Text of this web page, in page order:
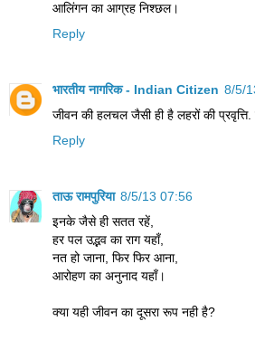
आलिंगन का आग्रह निश्छल।
Reply
भारतीय नागरिक - Indian Citizen 8/5/
जीवन की हलचल जैसी ही है लहरों की प्रवृत्ति.
Reply
ताऊ रामपुरिया 8/5/13 07:56
इनके जैसे ही सतत रहें,
हर पल उद्भव का राग यहाँ,
नत हो जाना, फिर फिर आना,
आरोहण का अनुनाद यहाँ।
क्या यही जीवन का दूसरा रूप नही है?